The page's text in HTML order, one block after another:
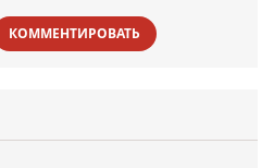
КОММЕНТИРОВАТЬ